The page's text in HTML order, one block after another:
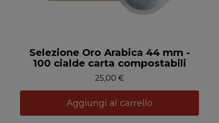
Anteprima
Selezione Oro Arabica 44 mm -
100 cialde carta compostabili
25,00 €
Aggiungi al carrello